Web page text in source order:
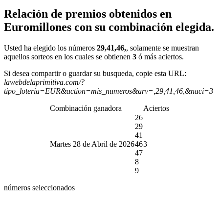
Relación de premios obtenidos en
Euromillones con su combinación elegida.
Usted ha elegido los números 29,41,46,, solamente se muestran
aquellos sorteos en los cuales se obtienen 3 ó más aciertos.
Si desea compartir o guardar su busqueda, copie esta URL:
lawebdelaprimitiva.com/?
tipo_loteria=EUR&action=mis_numeros&arv=,29,41,46,&naci=3
Combinación ganadora Aciertos
Martes 28 de Abril de 2026
26
29
41
46
47
8
9
3
números seleccionados